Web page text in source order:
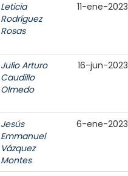
Leticia
Rodríguez
Rosas
11-ene-2023
Julio Arturo
Caudillo
Olmedo
16-jun-2023
Jesús
Emmanuel
Vázquez
Montes
6-ene-2023